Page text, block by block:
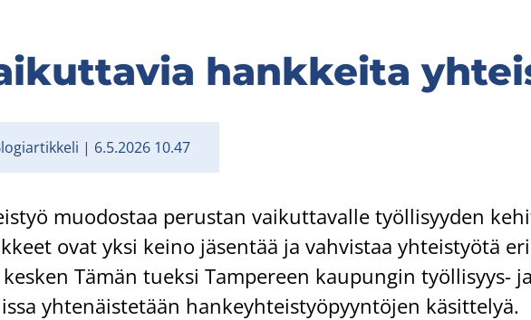
hank­kei­ta
6.5.2026 10.47
muo­dos­taa pe­rus­tan vai­kut­ta­val­le työl­li­syy­den
ovat yksi keino jä­sen­tää ja vah­vis­taa yh­teis­työ­tä
Tämän tuek­si Tam­pe­reen kau­pun­gin työllisyys-​
yh­te­näis­te­tään han­keyh­teis­työ­pyyn­tö­jen kä­sit­te­lyä.